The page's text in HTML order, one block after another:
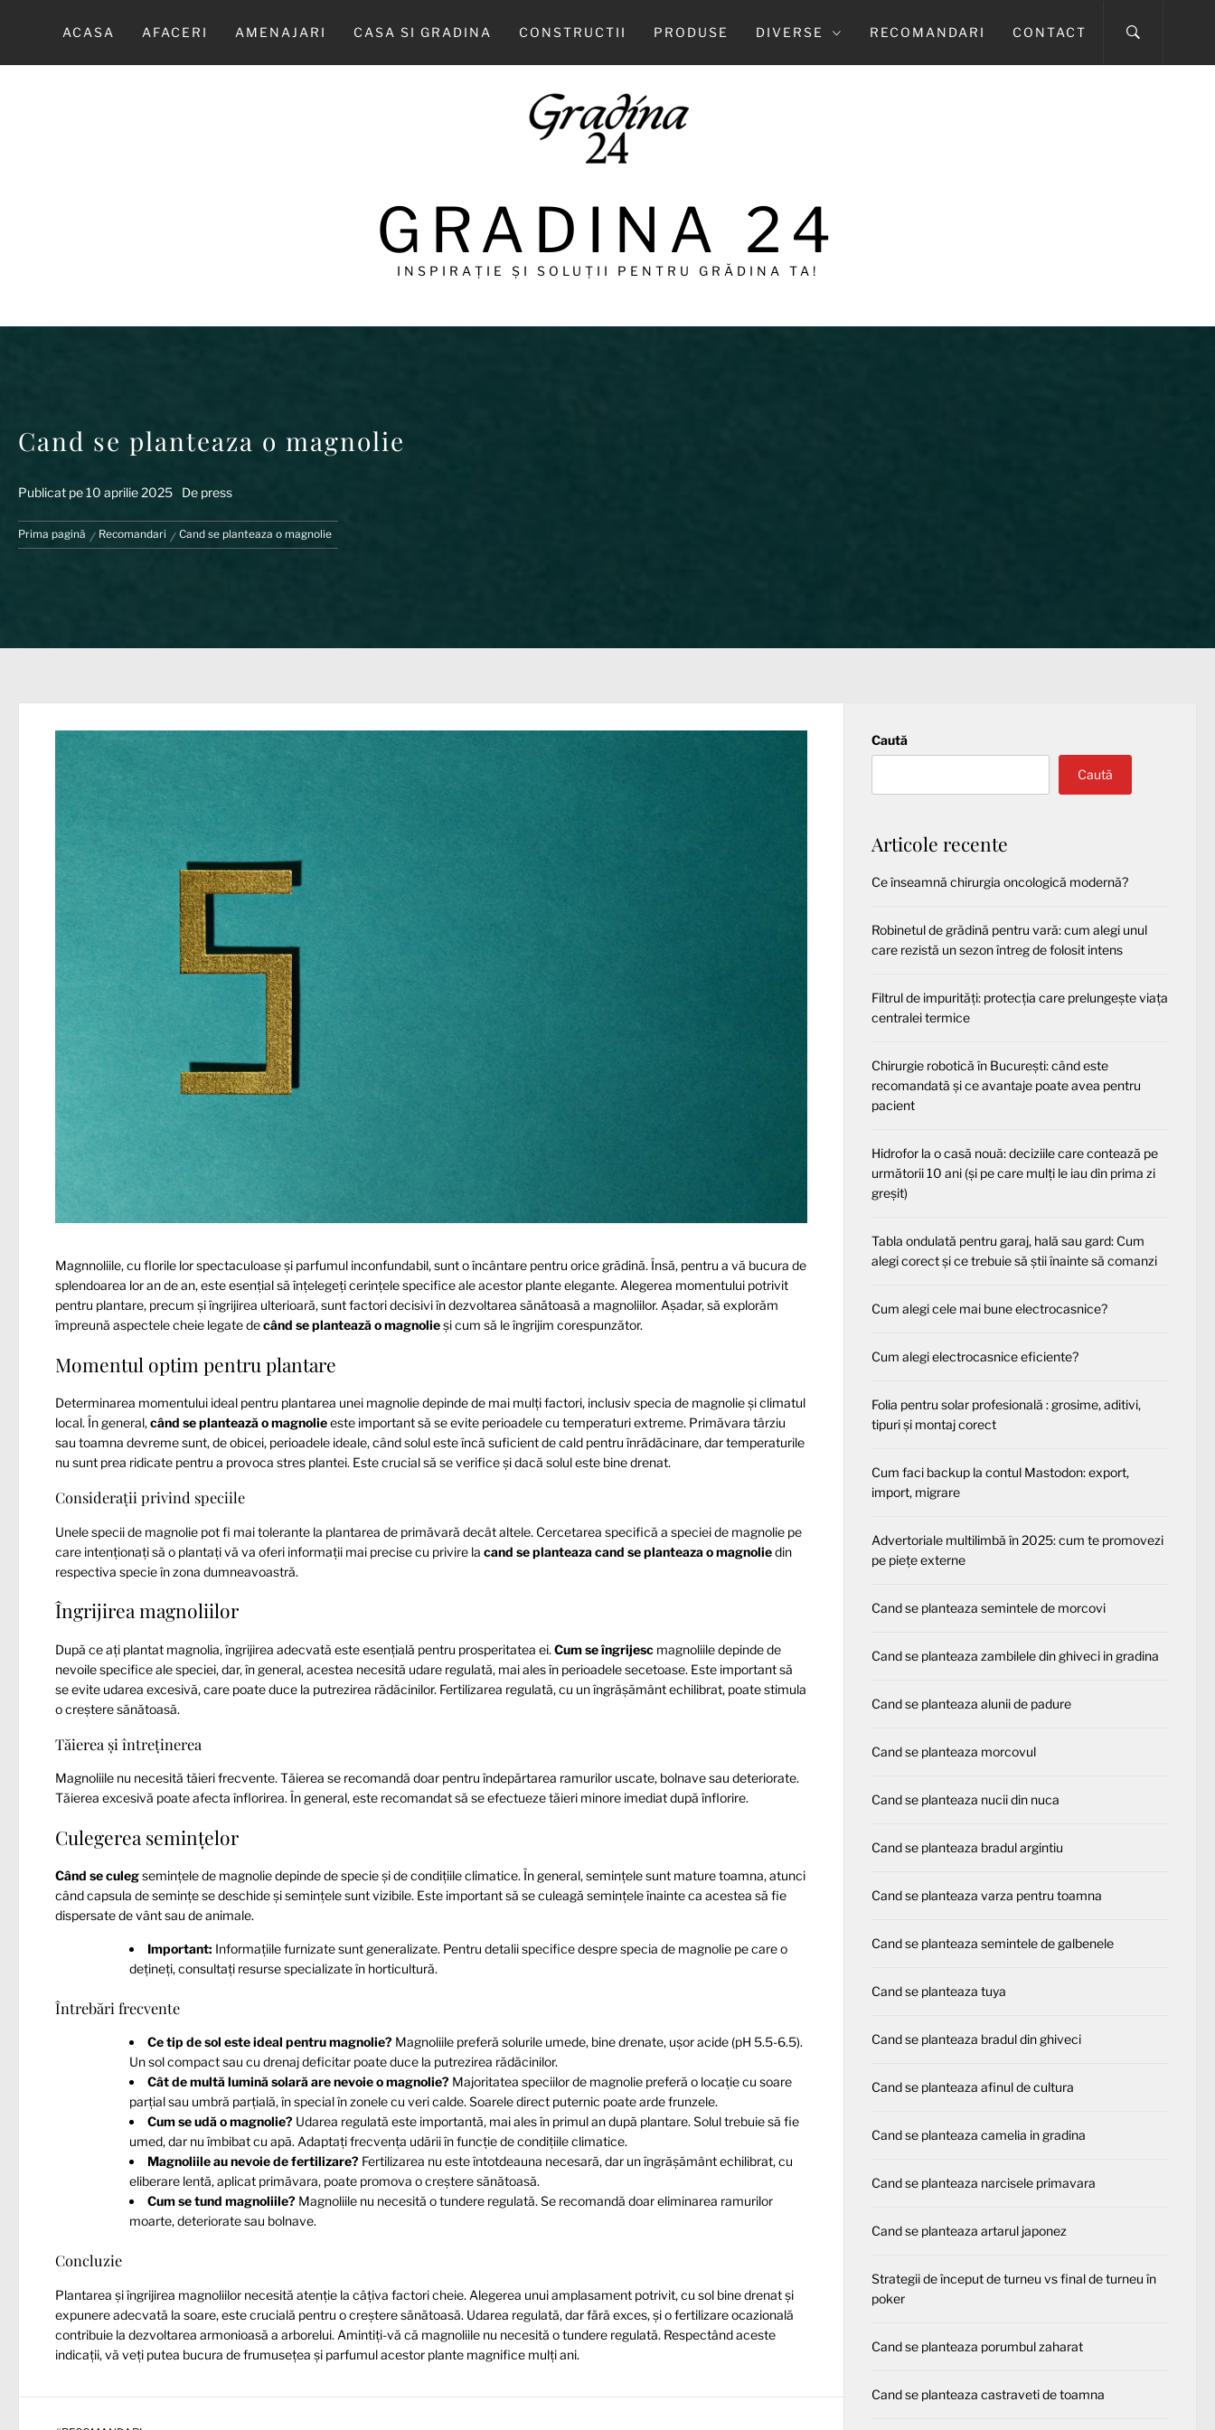
ACASA AFACERI AMENAJARI CASA SI GRADINA CONSTRUCTII PRODUSE DIVERSE RECOMANDARI CONTACT
GRADINA 24
INSPIRAȚIE ȘI SOLUȚII PENTRU GRĂDINA TA!
Cand se planteaza o magnolie
Publicat pe10 aprilie 2025 De press
Prima pagină Recomandari Cand se planteaza o magnolie
Magnnoliile, cu florile lor spectaculoase și parfumul inconfundabil, sunt o încântare pentru orice grădină. Însă, pentru a vă bucura de
splendoarea lor an de an, este esențial să înțelegeți cerințele specifice ale acestor plante elegante. Alegerea momentului potrivit
pentru plantare, precum și îngrijirea ulterioară, sunt factori decisivi în dezvoltarea sănătoasă a magnoliilor. Așadar, să explorăm
împreună aspectele cheie legate decând se plantează o magnolieși cum să le îngrijim corespunzător.
Momentul optim pentru plantare
Determinarea momentului ideal pentru plantarea unei magnolie depinde de mai mulți factori, inclusiv specia de magnolie și climatul
local. În general,când se plantează o magnolieeste important să se evite perioadele cu temperaturi extreme. Primăvara târziu
sau toamna devreme sunt, de obicei, perioadele ideale, când solul este încă suficient de cald pentru înrădăcinare, dar temperaturile
nu sunt prea ridicate pentru a provoca stres plantei. Este crucial să se verifice și dacă solul este bine drenat.
Considerații privind speciile
Unele specii de magnolie pot fi mai tolerante la plantarea de primăvară decât altele. Cercetarea specifică a speciei de magnolie pe
care intenționați să o plantați vă va oferi informații mai precise cu privire la cand se planteaza cand se planteaza o magnoliedin
respectiva specie în zona dumneavoastră.
Îngrijirea magnoliilor
După ce ați plantat magnolia, îngrijirea adecvată este esențială pentru prosperitatea ei. Cum se îngrijesc magnoliile depinde de
nevoile specifice ale speciei, dar, în general, acestea necesită udare regulată, mai ales în perioadele secetoase. Este important să
se evite udarea excesivă, care poate duce la putrezirea rădăcinilor. Fertilizarea regulată, cu un îngrășământ echilibrat, poate stimula
o creștere sănătoasă.
Tăierea și întreținerea
Magnoliile nu necesită tăieri frecvente. Tăierea se recomandă doar pentru îndepărtarea ramurilor uscate, bolnave sau deteriorate.
Tăierea excesivă poate afecta înflorirea. În general, este recomandat să se efectueze tăieri minore imediat după înflorire.
Culegerea semințelor
Când se culegsemințele de magnolie depinde de specie și de condițiile climatice. În general, semințele sunt mature toamna, atunci
când capsula de semințe se deschide și semințele sunt vizibile. Este important să se culeagă semințele înainte ca acestea să fie
dispersate de vânt sau de animale.
Important: Informațiile furnizate sunt generalizate. Pentru detalii specifice despre specia de magnolie pe care o
dețineți, consultați resurse specializate în horticultură.
Întrebări frecvente
Ce tip de sol este ideal pentru magnolie? Magnoliile preferă solurile umede, bine drenate, ușor acide (pH 5.5-6.5).
Un sol compact sau cu drenaj deficitar poate duce la putrezirea rădăcinilor.
Cât de multă lumină solară are nevoie o magnolie? Majoritatea speciilor de magnolie preferă o locație cu soare
parțial sau umbră parțială, în special în zonele cu veri calde. Soarele direct puternic poate arde frunzele.
Cum se udă o magnolie? Udarea regulată este importantă, mai ales în primul an după plantare. Solul trebuie să fie
umed, dar nu îmbibat cu apă. Adaptați frecvența udării în funcție de condițiile climatice.
Magnoliile au nevoie de fertilizare? Fertilizarea nu este întotdeauna necesară, dar un îngrășământ echilibrat, cu
eliberare lentă, aplicat primăvara, poate promova o creștere sănătoasă.
Cum se tund magnoliile? Magnoliile nu necesită o tundere regulată. Se recomandă doar eliminarea ramurilor
moarte, deteriorate sau bolnave.
Concluzie
Plantarea și îngrijirea magnoliilor necesită atenție la câțiva factori cheie. Alegerea unui amplasament potrivit, cu sol bine drenat și
expunere adecvată la soare, este crucială pentru o creștere sănătoasă. Udarea regulată, dar fără exces, și o fertilizare ocazională
contribuie la dezvoltarea armonioasă a arborelui. Amintiți-vă că magnoliile nu necesită o tundere regulată. Respectând aceste
indicații, vă veți putea bucura de frumusețea și parfumul acestor plante magnifice mulți ani.
Caută
Caută
Articole recente
Ce înseamnă chirurgia oncologică modernă?
Robinetul de grădină pentru vară: cum alegi unul
care rezistă un sezon întreg de folosit intens
Filtrul de impurități: protecția care prelungește viața
centralei termice
Chirurgie robotică în București: când este
recomandată și ce avantaje poate avea pentru
pacient
Hidrofor la o casă nouă: deciziile care contează pe
următorii 10 ani (și pe care mulți le iau din prima zi
greșit)
Tabla ondulată pentru garaj, hală sau gard: Cum
alegi corect și ce trebuie să știi înainte să comanzi
Cum alegi cele mai bune electrocasnice?
Cum alegi electrocasnice eficiente?
Folia pentru solar profesională : grosime, aditivi,
tipuri și montaj corect
Cum faci backup la contul Mastodon: export,
import, migrare
Advertoriale multilimbă în 2025: cum te promovezi
pe piețe externe
Cand se planteaza semintele de morcovi
Cand se planteaza zambilele din ghiveci in gradina
Cand se planteaza alunii de padure
Cand se planteaza morcovul
Cand se planteaza nucii din nuca
Cand se planteaza bradul argintiu
Cand se planteaza varza pentru toamna
Cand se planteaza semintele de galbenele
Cand se planteaza tuya
Cand se planteaza bradul din ghiveci
Cand se planteaza afinul de cultura
Cand se planteaza camelia in gradina
Cand se planteaza narcisele primavara
Cand se planteaza artarul japonez
Strategii de început de turneu vs final de turneu în
poker
Cand se planteaza porumbul zaharat
Cand se planteaza castraveti de toamna